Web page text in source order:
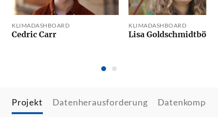
KLIMADASHBOARD
Cedric Carr
KLIMADASHBOARD
Lisa
Projekt Datenherausforderung